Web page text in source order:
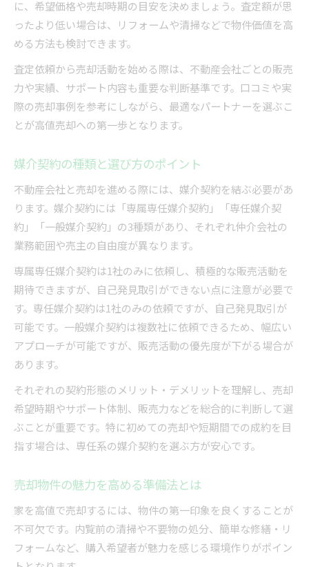
に、希望価格や売却時期の目安を決めましょう。査定額が思
ったより低い場合は、リフォームや清掃などで物件価値を高
める方法も検討できます。
査定依頼から売却活動を始める際は、不動産会社ごとの販売
力や実績、サポート内容も重要な判断基準です。口コミや実
際の売却事例を参考にしながら、最適なパートナーを選ぶこ
とが高値売却への第一歩となります。
媒介契約の種類と選び方のポイント
不動産会社と売却を進める際には、媒介契約を結ぶ必要があ
ります。媒介契約には「専属専任媒介契約」「専任媒介契
約」「一般媒介契約」の3種類があり、それぞれ仲介会社の
業務範囲や売主の自由度が異なります。
専属専任媒介契約は1社のみに依頼し、積極的な販売活動を
期待できますが、自己発見取引ができない点に注意が必要で
す。専任媒介契約は1社のみの依頼ですが、自己発見取引が
可能です。一般媒介契約は複数社に依頼できるため、幅広い
アプローチが可能ですが、販売活動の優先度が下がる場合が
あります。
それぞれの契約形態のメリット・デメリットを理解し、売却
希望時期やサポート体制、販売力などを総合的に判断して選
ぶことが重要です。特に初めての売却や短期間での成約を目
指す場合は、専任系の媒介契約を選ぶ方が安心です。
売却物件の魅力を高める準備法とは
家を高値で売却するには、物件の第一印象を良くすることが
不可欠です。内覧前の清掃や不要物の処分、簡単な修繕・リ
フォームなど、購入希望者が魅力を感じる環境作りがポイン